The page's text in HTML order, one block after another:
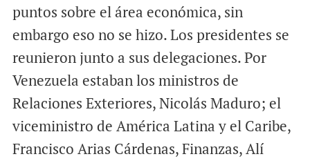
puntos sobre el área económica, sin
embargo eso no se hizo. Los presidentes se
reunieron junto a sus delegaciones. Por
Venezuela estaban los ministros de
Relaciones Exteriores, Nicolás Maduro; el
viceministro de América Latina y el Caribe,
Francisco Arias Cárdenas, Finanzas, Alí